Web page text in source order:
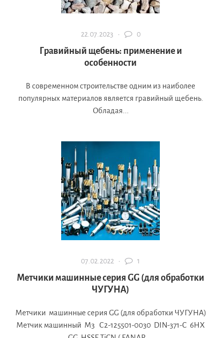
22.07.2023 · 0
Гравийный щебень: применение и
особенности
В современном строительстве одним из наиболее
популярных материалов является гравийный щебень.
Обладая...
07.02.2022 · 1
Метчики машинные серия GG (для обработки
ЧУГУНА)
Метчики машинные серия GG (для обработки ЧУГУНА)
Метчик машинный М3 С2-125501-0030 DIN-371-С 6HX